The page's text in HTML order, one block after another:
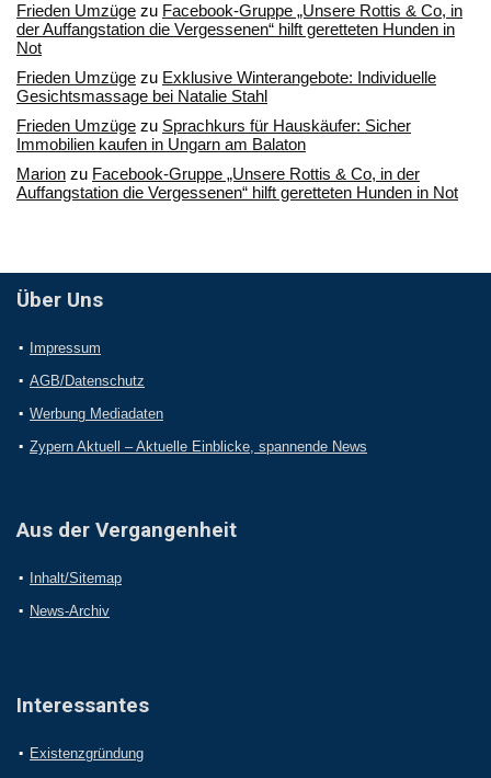
Frieden Umzüge zu Facebook-Gruppe „Unsere Rottis & Co, in
der Auffangstation die Vergessenen“ hilft geretteten Hunden in
Not
Frieden Umzüge zu Exklusive Winterangebote: Individuelle
Gesichtsmassage bei Natalie Stahl
Frieden Umzüge zu Sprachkurs für Hauskäufer: Sicher
Immobilien kaufen in Ungarn am Balaton
Marion zu Facebook-Gruppe „Unsere Rottis & Co, in der
Auffangstation die Vergessenen“ hilft geretteten Hunden in Not
Über Uns
Impressum
AGB/Datenschutz
Werbung Mediadaten
Zypern Aktuell – Aktuelle Einblicke, spannende News
Aus der Vergangenheit
Inhalt/Sitemap
News-Archiv
Interessantes
Existenzgründung